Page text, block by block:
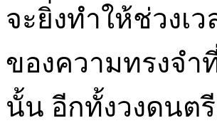
จะยิ่งทำให้ช่วงเ
ของความทรงจ
นั้น อีกทั้งวงดนต